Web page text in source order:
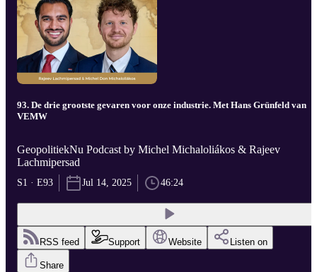
93. De drie grootste gevaren voor onze industrie. Met Hans Grünfeld van
VEMW
GeopolitiekNu Podcast by Michel Michaloliákos & Rajeev
Lachmipersad
S1 · E93 Jul 14, 2025 46:24
RSS feed Support Website Listen on
Share